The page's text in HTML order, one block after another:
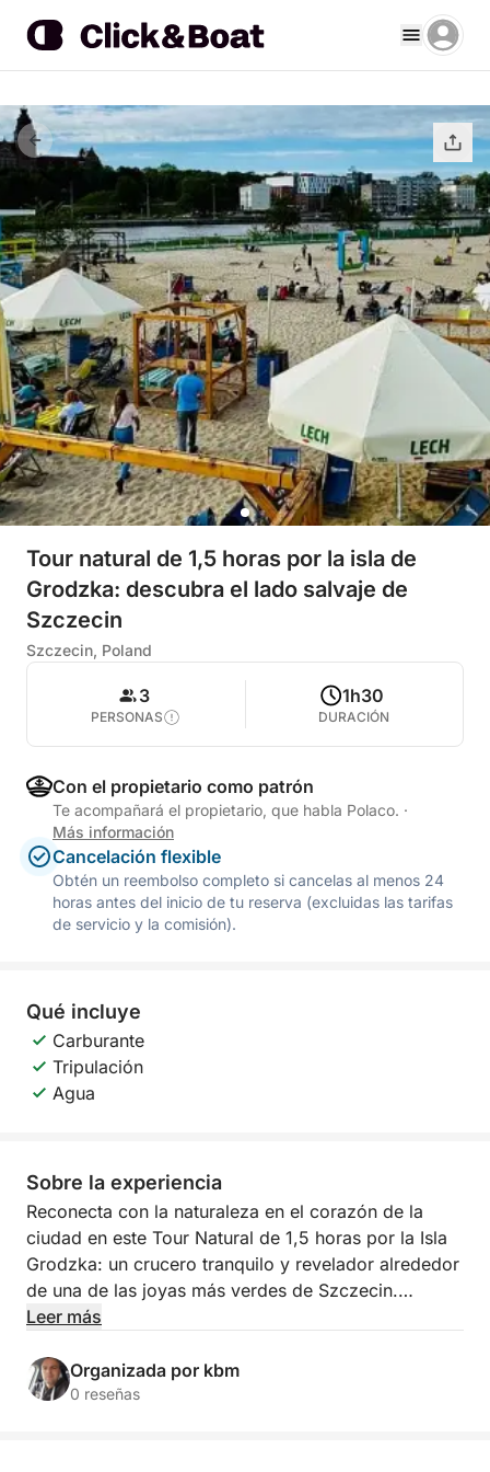
Tour natural de 1,5 horas por la isla de
Grodzka: descubra el lado salvaje de
Szczecin
Szczecin, Poland
3
PERSONAS
1h30
DURACIÓN
Con el propietario como patrón
Te acompañará el propietario, que habla Polaco. ·
Más información
Cancelación flexible
Obtén un reembolso completo si cancelas al menos 24
horas antes del inicio de tu reserva (excluidas las tarifas
de servicio y la comisión).
Qué incluye
Carburante
Tripulación
Agua
Sobre la experiencia
Reconecta con la naturaleza en el corazón de la
ciudad en este Tour Natural de 1,5 horas por la Isla
Grodzka: un crucero tranquilo y revelador alrededor
de una de las joyas más verdes de Szczecin.
rincón único de naturaleza rodeado de vida urbana.
Mientras el barco navega suavemente por las
Leer más
Organizada por kbm
0 reseñas